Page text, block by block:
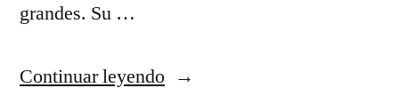
grandes. Su …
Continuar leyendo“Alternativas